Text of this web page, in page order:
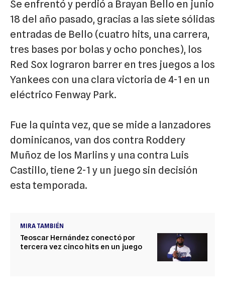
Se enfrentó y perdió a Brayan Bello en junio
18 del año pasado, gracias a las siete sólidas
entradas de Bello (cuatro hits, una carrera,
tres bases por bolas y ocho ponches), los
Red Sox lograron barrer en tres juegos a los
Yankees con una clara victoria de 4-1 en un
eléctrico Fenway Park.
Fue la quinta vez, que se mide a lanzadores
dominicanos, van dos contra Roddery
Muñoz de los Marlins y una contra Luis
Castillo, tiene 2-1 y un juego sin decisión
esta temporada.
MIRA TAMBIÉN
Teoscar Hernández conectó por
tercera vez cinco hits en un juego